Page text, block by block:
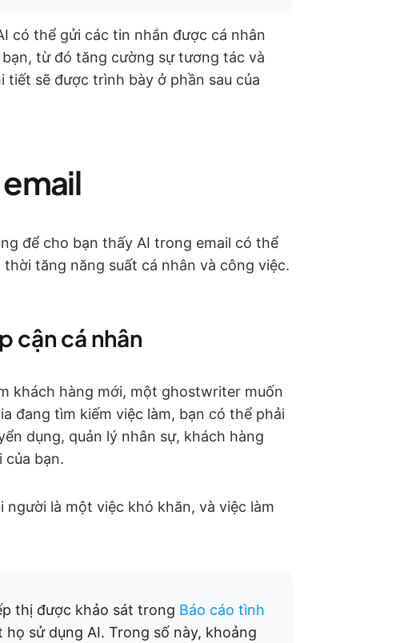
có thể gửi các tin nhắn được cá nhân
từ đó tăng cường sự tương tác và
sẽ được trình bày ở phần sau của
để cho bạn thấy AI trong email có thể
tăng năng suất cá nhân và công việc.
cận cá nhân
khách hàng mới, một ghostwriter muốn
đang tìm kiếm việc làm, bạn có thể phải
dụng, quản lý nhân sự, khách hàng
của bạn.
là một việc khó khăn, và việc làm
thị được khảo sát trong Báo cáo tình
họ sử dụng AI. Trong số này, khoảng